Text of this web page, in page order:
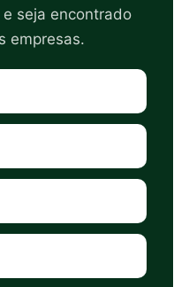
seja encontrado
empresas.